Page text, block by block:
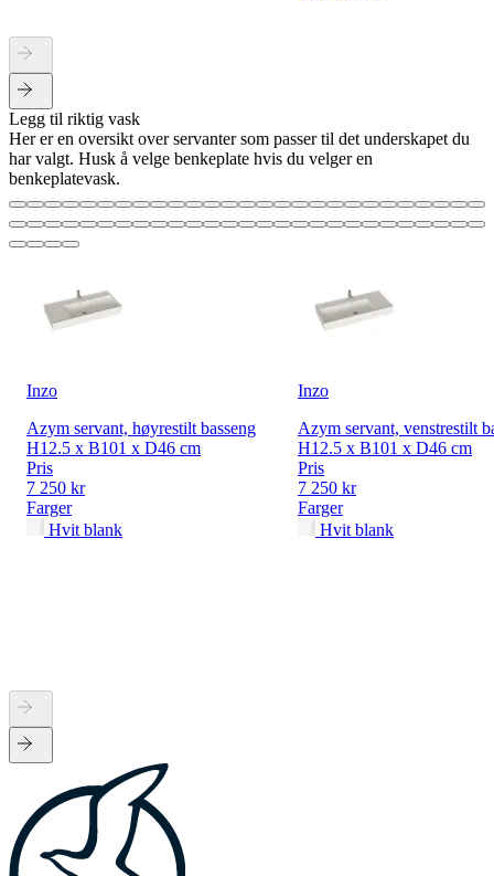
Legg til riktig vask
Her er en oversikt over servanter som passer til det underskapet du
har valgt. Husk å velge benkeplate hvis du velger en
benkeplatevask.
Inzo
Azym servant, høyrestilt basseng
H12.5 x B101 x D46 cm
Pris
7 250 kr
Farger
Hvit blank
Inzo
Azym servant, venstrestilt
H12.5 x B101 x D46 cm
Pris
7 250 kr
Farger
Hvit blank